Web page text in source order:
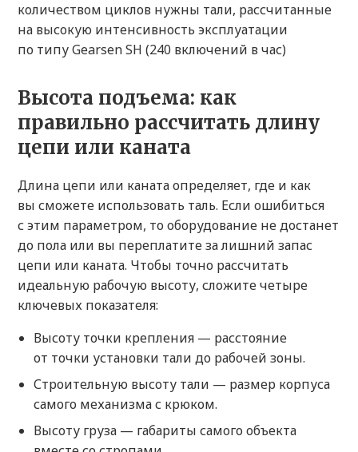
количеством циклов нужны тали, рассчитанные
на высокую интенсивность эксплуатации
по типу Gearsen SH (240 включений в час)
Высота подъема: как
правильно рассчитать длину
цепи или каната
Длина цепи или каната определяет, где и как
вы сможете использовать таль. Если ошибиться
с этим параметром, то оборудование не достанет
до пола или вы переплатите за лишний запас
цепи или каната. Чтобы точно рассчитать
идеальную рабочую высоту, сложите четыре
ключевых показателя:
Высоту точки крепления — расстояние
от точки установки тали до рабочей зоны.
Строительную высоту тали — размер корпуса
самого механизма с крюком.
Высоту груза — габариты самого объекта